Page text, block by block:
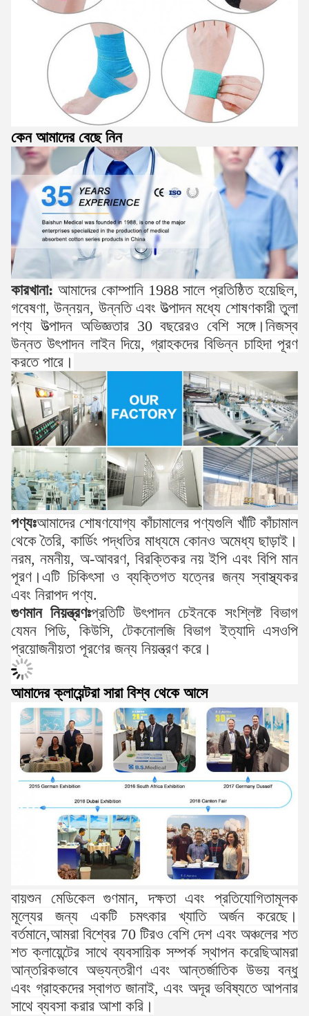
কেন আমাদের বেছে নিন
কারখানা: আমাদের কোম্পানি 1988 সালে প্রতিষ্ঠিত হয়েছিল,
গবেষণা, উন্নয়ন, উন্নতি এবং উত্পাদন মধ্যে শোষণকারী তুলা
পণ্য উত্পাদন অভিজ্ঞতার 30 বছরেরও বেশি সঙ্গে।নিজস্ব
উন্নত উৎপাদন লাইন দিয়ে, গ্রাহকদের বিভিন্ন চাহিদা পূরণ
করতে পারে।
পণ্যঃআমাদের শোষণযোগ্য কাঁচামালের পণ্যগুলি খাঁটি কাঁচামাল
থেকে তৈরি, কার্ডিং পদ্ধতির মাধ্যমে কোনও অমেধ্য ছাড়াই।
নরম, নমনীয়, অ-আবরণ, বিরক্তিকর নয় ইপি এবং বিপি মান
পূরণ।এটি চিকিৎসা ও ব্যক্তিগত যত্নের জন্য স্বাস্থ্যকর
এবং নিরাপদ পণ্য.
গুণমান নিয়ন্ত্রণঃপ্রতিটি উৎপাদন চেইনকে সংশ্লিষ্ট বিভাগ
যেমন পিডি, কিউসি, টেকনোলজি বিভাগ ইত্যাদি এসওপি
প্রয়োজনীয়তা পূরণের জন্য নিয়ন্ত্রণ করে।
আমাদের ক্লায়েন্টরা সারা বিশ্ব থেকে আসে
বায়শুন মেডিকেল গুণমান, দক্ষতা এবং প্রতিযোগিতামূলক
মূল্যের জন্য একটি চমৎকার খ্যাতি অর্জন করেছে।
বর্তমানে,আমরা বিশ্বের 70 টিরও বেশি দেশ এবং অঞ্চলের শত
শত ক্লায়েন্টের সাথে ব্যবসায়িক সম্পর্ক স্থাপন করেছিআমরা
আন্তরিকভাবে অভ্যন্তরীণ এবং আন্তর্জাতিক উভয় বন্ধু
এবং গ্রাহকদের স্বাগত জানাই, এবং অদূর ভবিষ্যতে আপনার
সাথে ব্যবসা করার আশা করি।